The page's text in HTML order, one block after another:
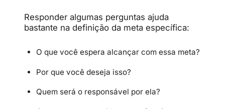
Responder algumas perguntas ajuda
bastante na definição da meta específica:
O que você espera alcançar com essa meta?
Por que você deseja isso?
Quem será o responsável por ela?